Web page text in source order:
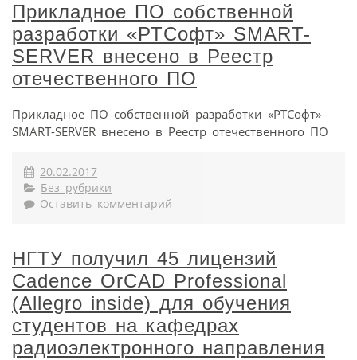
Прикладное ПО собственной
разработки «РТСофт» SMART-
SERVER внесено в Реестр
отечественного ПО
Прикладное ПО собственной разработки «РТСофт»
SMART-SERVER внесено в Реестр отечественного ПО
20.02.2017
Без рубрики
Оставить комментарий
НГТУ получил 45 лицензий
Cadence OrCAD Professional
(Allegro inside) для обучения
студентов на кафедрах
радиоэлектронного направления